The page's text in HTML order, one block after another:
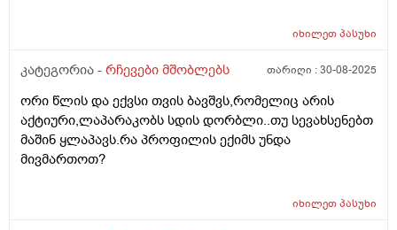
კვებით იკვებება ნორმალურად. იქნებ მირჩიოთ რა
სპეციალისტს მივმართო.
იხილეთპასუხი
კატეგორია - რჩევები მშობლებს თარიღი :30-08-2025
ორი წლის და ექვსი თვის ბავშვს,რომელიც არის
აქტიური,ლაპარაკობს სდის დორბლი..თუ სევახსენებთ
მაშინ ყლაპავს.რა პროფილის ექიმს უნდა
მივმართოთ?
იხილეთპასუხი